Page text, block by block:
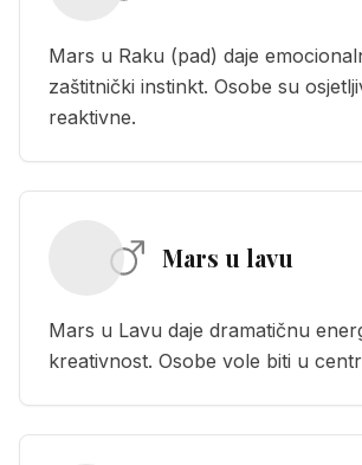
Mars u Raku (pad) daje
zaštitnički instinkt. Osobe su
reaktivne.
Mars u lavu
Mars u Lavu daje dramatičnu
kreativnost. Osobe vole biti u